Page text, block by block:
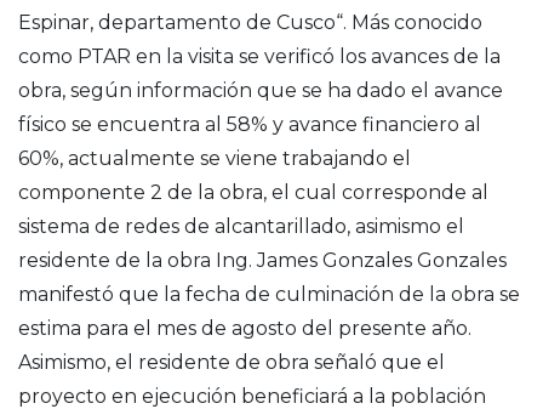
Espinar, departamento de Cusco“. Más conocido
como PTAR en la visita se verificó los avances de la
obra, según información que se ha dado el avance
físico se encuentra al 58% y avance financiero al
60%, actualmente se viene trabajando el
componente 2 de la obra, el cual corresponde al
sistema de redes de alcantarillado, asimismo el
residente de la obra Ing. James Gonzales Gonzales
manifestó que la fecha de culminación de la obra se
estima para el mes de agosto del presente año.
Asimismo, el residente de obra señaló que el
proyecto en ejecución beneficiará a la población